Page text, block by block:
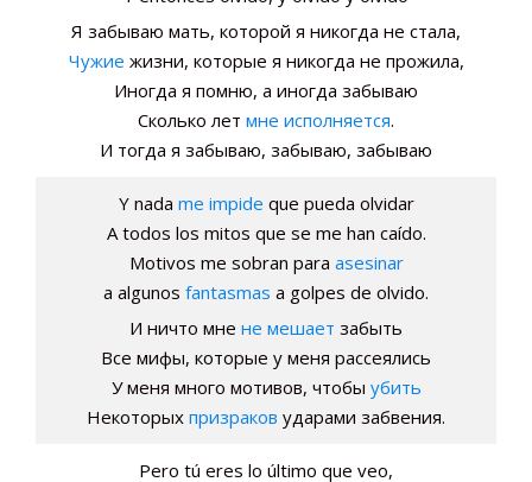
Я забываю мать, которой я никогда не стала,
Чужие жизни, которые я никогда не прожила,
Иногда я помню, а иногда забываю
Сколько лет мне исполняется.
И тогда я забываю, забываю, забываю
Y nada me impide que pueda olvidar
A todos los mitos que se me han caído.
Motivos me sobran para asesinar
a algunos fantasmas a golpes de olvido.
И ничто мне не мешает забыть
Все мифы, которые у меня рассеялись
У меня много мотивов, чтобы убить
Некоторых призраков ударами забвения.
Pero tú eres lo último que veo,